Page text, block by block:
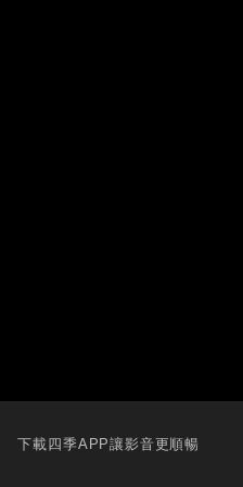
下載四季APP讓影音更順暢